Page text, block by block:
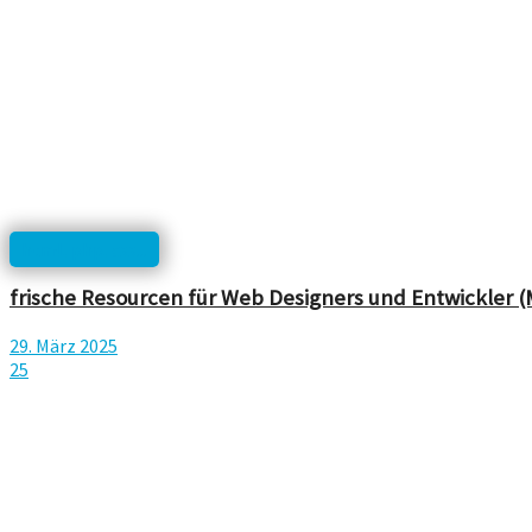
frische Resourcen für Web Designers und Entwickler
29. März 2025
25